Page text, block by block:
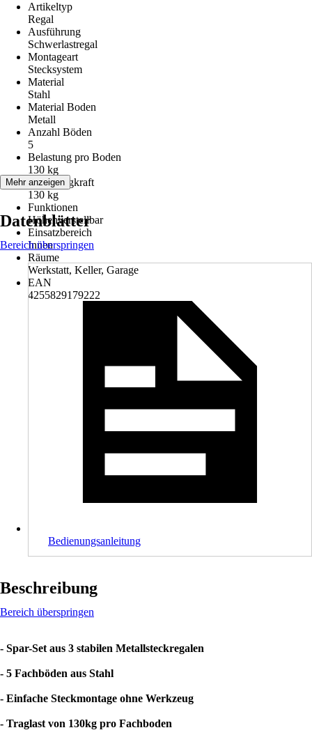
Artikeltyp
Regal
Ausführung
Schwerlastregal
Montageart
Stecksystem
Material
Stahl
Material Boden
Metall
Anzahl Böden
5
Belastung pro Boden
130 kg
Max. Tragkraft
130 kg
Funktionen
Höhenverstellbar
Einsatzbereich
Innen
Räume
Werkstatt, Keller, Garage
EAN
4255829179222
Mehr anzeigen
Datenblätter
Bereich überspringen
Bedienungsanleitung
Beschreibung
Bereich überspringen
- Spar-Set aus 3 stabilen Metallsteckregalen
- 5 Fachböden aus Stahl
- Einfache Steckmontage ohne Werkzeug
- Traglast von 130kg pro Fachboden